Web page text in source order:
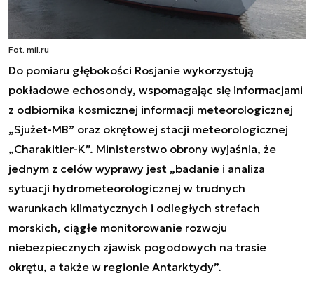
Fot. mil.ru
Do pomiaru głębokości Rosjanie wykorzystują
pokładowe echosondy, wspomagając się informacjami
z odbiornika kosmicznej informacji meteorologicznej
„Sjużet-MB” oraz okrętowej stacji meteorologicznej
„Charakitier-K”. Ministerstwo obrony wyjaśnia, że
jednym z celów wyprawy jest „badanie i analiza
sytuacji hydrometeorologicznej w trudnych
warunkach klimatycznych i odległych strefach
morskich, ciągłe monitorowanie rozwoju
niebezpiecznych zjawisk pogodowych na trasie
okrętu, a także w regionie Antarktydy”.